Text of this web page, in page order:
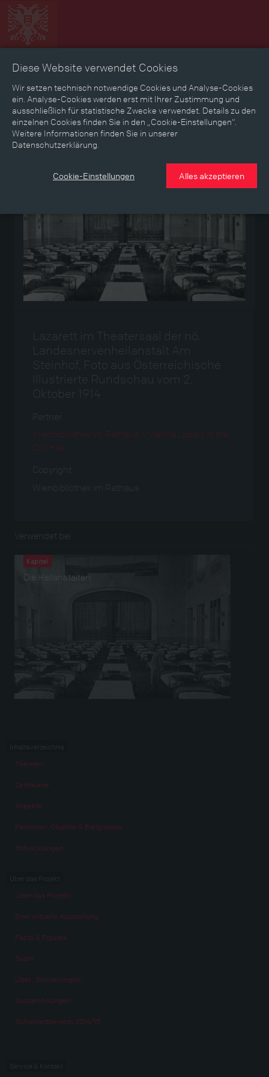
Zeitbild Zeitreise Landkarte Erinnerungen
Mediathek Textmodus
Medium
Lazarett im Theatersaal der nö.
Landesnervenheilanstalt Am
Steinhof, Foto aus Österreichische
Illustrierte Rundschau vom 2.
Oktober 1914
Partner
Wienbibliothek im Rathaus – Vienna Library in the
City Hall
Copyright
Wienbibliothek im Rathaus
Verwendet bei
Kapitel
Die Heilanstalten
Themen
Zeiträume
Aspekte
Personen, Objekte & Ereignissse
Entwicklungen
Über das Projekt
Eine virtuelle Ausstellung
Facts & Figures
Team
Über „Erinnerungen“
Auszeichnungen
Schulwettbewerb 2014/15
Diese Website verwendet Cookies
Wir setzen technisch notwendige Cookies und Analyse-Cookies
ein. Analyse-Cookies werden erst mit Ihrer Zustimmung und
ausschließlich für statistische Zwecke verwendet. Details zu den
einzelnen Cookies finden Sie in den „Cookie-Einstellungen“.
Weitere Informationen finden Sie in unserer
Datenschutzerklärung.
Cookie-Einstellungen Alles akzeptieren